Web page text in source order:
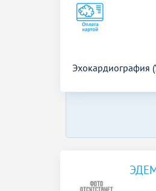
Эхокардиография